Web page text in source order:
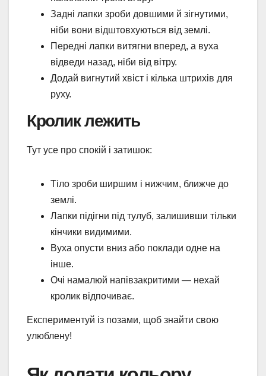
Задні лапки зроби довшими й зігнутими,
ніби вони відштовхуються від землі.
Передні лапки витягни вперед, а вуха
відведи назад, ніби від вітру.
Додай вигнутий хвіст і кілька штрихів для
руху.
Кролик лежить
Тут усе про спокій і затишок:
Тіло зроби ширшим і нижчим, ближче до
землі.
Лапки підігни під тулуб, залишивши тільки
кінчики видимими.
Вуха опусти вниз або поклади одне на
інше.
Очі намалюй напівзакритими — нехай
кролик відпочиває.
Експериментуй із позами, щоб знайти свою
улюблену!